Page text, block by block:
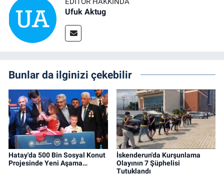
Ufuk Aktug
Bunlar da ilginizi çekebilir
Hatay'da 500 Bin Sosyal Konut
Projesinde Yeni Aşama…
İskenderun'da Kurşunlama
Olayının 7 Şüphelisi
Tutuklandı